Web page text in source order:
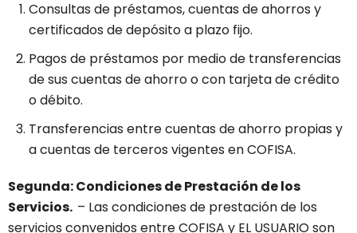
Consultas de préstamos, cuentas de ahorros y
certificados de depósito a plazo fijo.
Pagos de préstamos por medio de transferencias
de sus cuentas de ahorro o con tarjeta de crédito
o débito.
Transferencias entre cuentas de ahorro propias y
a cuentas de terceros vigentes en COFISA.
Segunda: Condiciones de Prestación de los
Servicios. – Las condiciones de prestación de los
servicios convenidos entre COFISA y EL USUARIO son